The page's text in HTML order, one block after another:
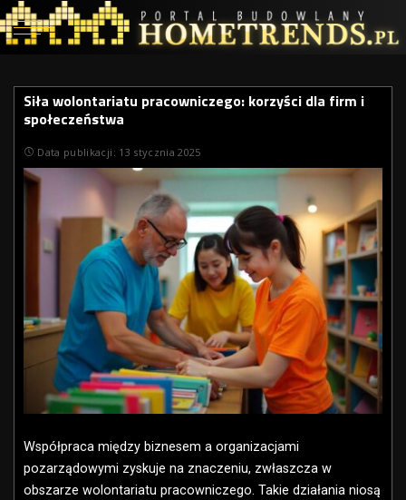
Siła wolontariatu pracowniczego: korzyści dla firm i
społeczeństwa
Data publikacji: 13 stycznia 2025
Współpraca między biznesem a organizacjami
pozarządowymi zyskuje na znaczeniu, zwłaszcza w
obszarze wolontariatu pracowniczego. Takie działania niosą